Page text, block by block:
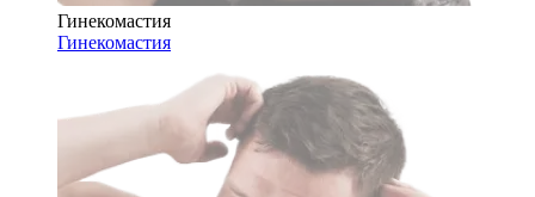
Гинекомастия
Гинекомастия